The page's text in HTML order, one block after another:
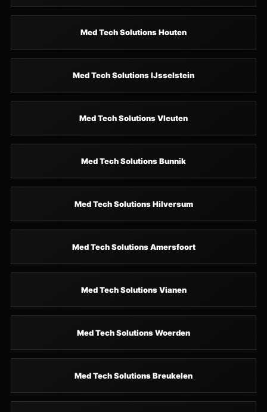
Med Tech Solutions Houten
Med Tech Solutions IJsselstein
Med Tech Solutions Vleuten
Med Tech Solutions Bunnik
Med Tech Solutions Hilversum
Med Tech Solutions Amersfoort
Med Tech Solutions Vianen
Med Tech Solutions Woerden
Med Tech Solutions Breukelen